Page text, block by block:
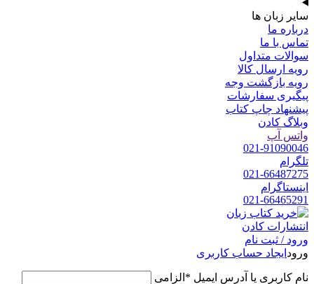
سایر زبان ها
درباره ما
تماس با ما
سوالات متداول
رویه ارسال کالا
رویه بازگشت وجه
پیگیری سفارشات
پیشنهاد چاپ کتاب
وبلاگ کادن
واتس آپ
021-91090046
تلگرام
021-66487275
اینستاگرام
021-66465291
ورود / ثبت نام
ورود ایجاد حساب کاربری
نام کاربری یا آدرس ایمیل * الزامی